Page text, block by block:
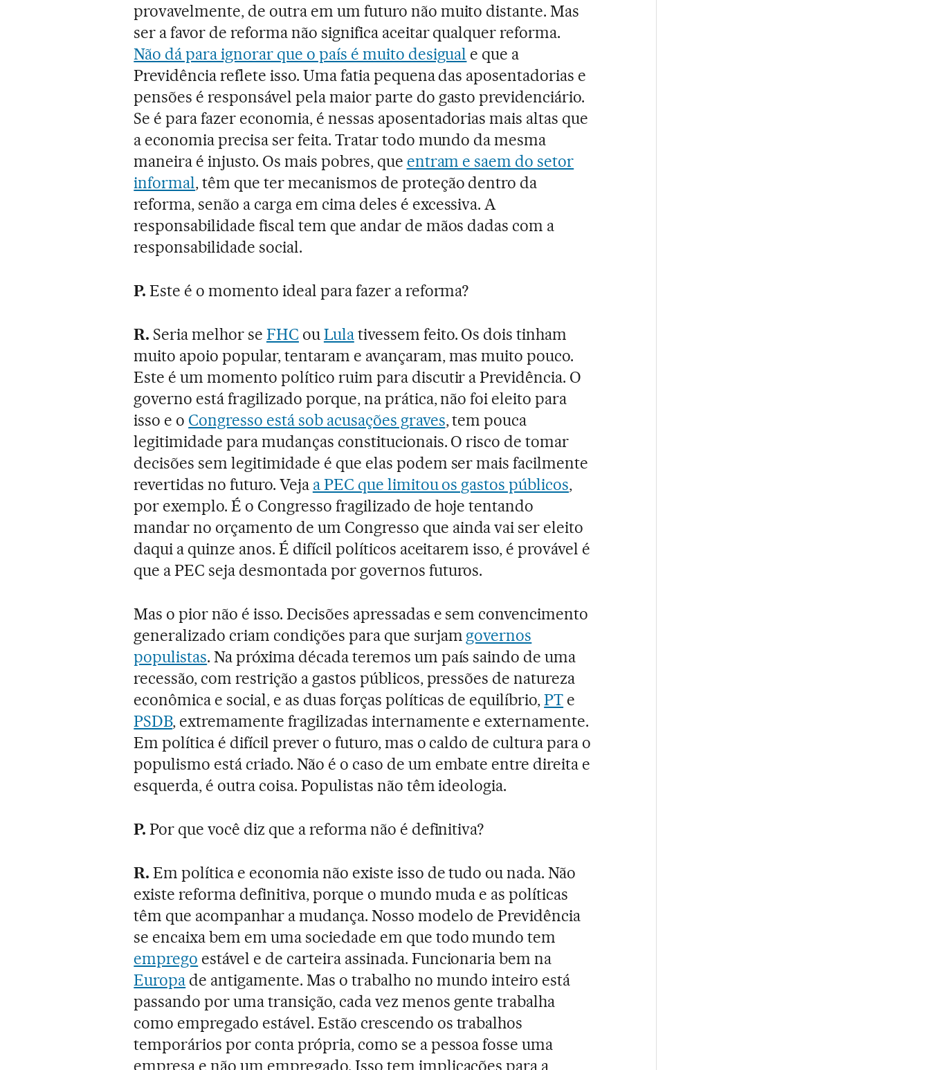
provavelmente, de outra em um futuro não muito distante. Mas
ser a favor de reforma não significa aceitar qualquer reforma.
Não dá para ignorar que o país é muito desigual e que a
Previdência reflete isso. Uma fatia pequena das aposentadorias e
pensões é responsável pela maior parte do gasto previdenciário.
Se é para fazer economia, é nessas aposentadorias mais altas que
a economia precisa ser feita. Tratar todo mundo da mesma
maneira é injusto. Os mais pobres, que entram e saem do setor
informal, têm que ter mecanismos de proteção dentro da
reforma, senão a carga em cima deles é excessiva. A
responsabilidade fiscal tem que andar de mãos dadas com a
responsabilidade social.
P. Este é o momento ideal para fazer a reforma?
R. Seria melhor se FHC ou Lulativessem feito. Os dois tinham
muito apoio popular, tentaram e avançaram, mas muito pouco.
Este é um momento político ruim para discutir a Previdência. O
governo está fragilizado porque, na prática, não foi eleito para
isso e o Congresso está sob acusações graves, tem pouca
legitimidade para mudanças constitucionais. O risco de tomar
decisões sem legitimidade é que elas podem ser mais facilmente
revertidas no futuro. Veja a PEC que limitou os gastos públicos,
por exemplo. É o Congresso fragilizado de hoje tentando
mandar no orçamento de um Congresso que ainda vai ser eleito
daqui a quinze anos. É difícil políticos aceitarem isso, é provável é
que a PEC seja desmontada por governos futuros.
Mas o pior não é isso. Decisões apressadas e sem convencimento
generalizado criam condições para que surjam governos
populistas. Na próxima década teremos um país saindo de uma
recessão, com restrição a gastos públicos, pressões de natureza
econômica e social, e as duas forças políticas de equilíbrio,PT e
PSDB, extremamente fragilizadas internamente e externamente.
Em política é difícil prever o futuro, mas o caldo de cultura para o
populismo está criado. Não é o caso de um embate entre direita e
esquerda, é outra coisa. Populistas não têm ideologia.
P. Por que você diz que a reforma não é definitiva?
R. Em política e economia não existe isso de tudo ou nada. Não
existe reforma definitiva, porque o mundo muda e as políticas
têm que acompanhar a mudança. Nosso modelo de Previdência
se encaixa bem em uma sociedade em que todo mundo tem
emprego estável e de carteira assinada. Funcionaria bem na
Europa de antigamente. Mas o trabalho no mundo inteiro está
passando por uma transição, cada vez menos gente trabalha
como empregado estável. Estão crescendo os trabalhos
temporários por conta própria, como se a pessoa fosse uma
empresa e não um empregado. Isso tem implicações para a